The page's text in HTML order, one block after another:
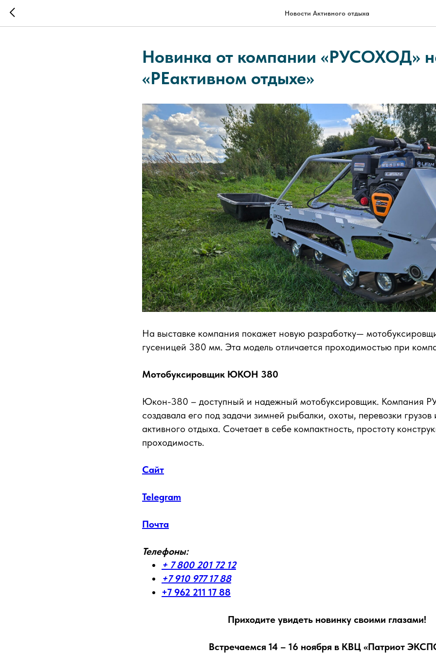
Новости Активного отдыха
Новинка от компании «РУСОХОД»
«РЕактивном отдыхе»
На выставке компания покажет новую разработку—
гусеницей 380 мм. Эта модель отличается проходимостью при
Мотобуксировщик ЮКОН 380
Юкон-380 – доступный и надежный мотобуксировщик. Компания
создавала его под задачи зимней рыбалки, охоты, перевозки грузов
активного отдыха. Cочетает в себе компактность, простоту
проходимость.
Сайт
Telegram
Почта
Телефоны:
+ 7 800 201 72 12
+7 910 977 17 88
+7 962 211 17 88
Приходите увидеть новинку своими глазами!
Встречаемся 14 – 16 ноября в КВЦ «Патриот